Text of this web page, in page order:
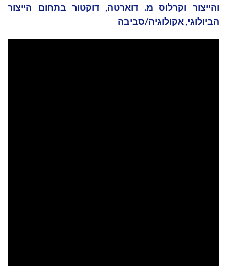
והייצור וקרלוס מ. דוארטה, דוקטור בתחום הייצור
הביולוגי, אקולוגיה/סביבה